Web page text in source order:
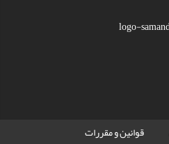
قوانین و مقررات